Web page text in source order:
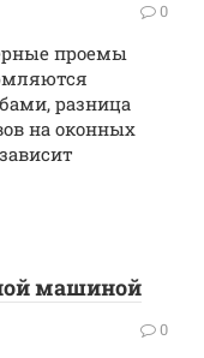
0
проемы
разница
на оконных
машиной
0